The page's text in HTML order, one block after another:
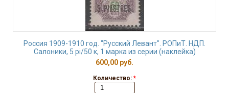
Россия 1909-1910 год. "Русский Левант". РОПиТ. НДП.
Салоники, 5 рi/50 к, 1 марка из серии (наклейка)
600,00 руб.
Количество: *